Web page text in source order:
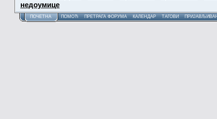
недоумице
ПОЧЕТНА ПОМОЋ ПРЕТРАГА ФОРУМА КАЛЕНДАР ТАГОВИ